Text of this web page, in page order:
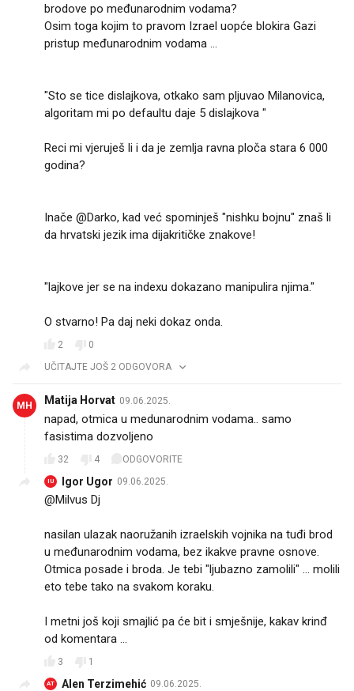
brodove po međunarodnim vodama?
Osim toga kojim to pravom Izrael uopće blokira Gazi
pristup međunarodnim vodama ...
"Sto se tice dislajkova, otkako sam pljuvao Milanovica,
algoritam mi po defaultu daje 5 dislajkova "
Reci mi vjeruješ li i da je zemlja ravna ploča stara 6 000
godina?
Inače @Darko, kad već spominješ "nishku bojnu" znaš li
da hrvatski jezik ima dijakritičke znakove!
"lajkove jer se na indexu dokazano manipulira njima."
O stvarno! Pa daj neki dokaz onda.
2
0
UČITAJTE JOŠ 2 ODGOVORA
MH Matija Horvat 09.06.2025.
napad, otmica u medunarodnim vodama.. samo
fasistima dozvoljeno
32 4 ODGOVORITE
IU Igor Ugor 09.06.2025.
@Milvus Dj
nasilan ulazak naoružanih izraelskih vojnika na tuđi brod
u međunarodnim vodama, bez ikakve pravne osnove.
Otmica posade i broda. Je tebi "ljubazno zamolili" ... molili
eto tebe tako na svakom koraku.
I metni još koji smajlić pa će bit i smješnije, kakav krinđ
od komentara ...
3 1
AT Alen Terzimehić 09.06.2025.